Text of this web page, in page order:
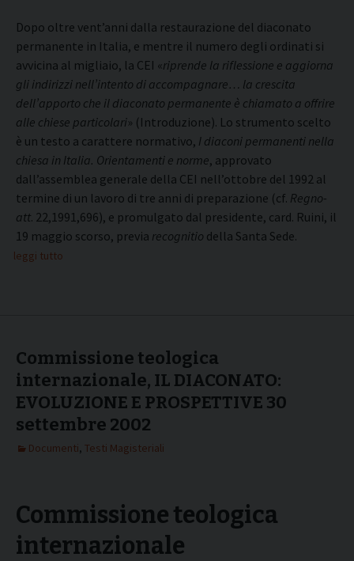
Dopo oltre vent’anni dalla restaurazione del diaconato
permanente in Italia, e mentre il numero degli ordinati si
avvicina al migliaio, la CEI «riprende la riflessione e aggiorna
gli indirizzi nell’intento di accompagnare… la crescita
dell’apporto che il diaconato permanente è chiamato a offrire
alle chiese particolari» (Introduzione). Lo strumento scelto
è un testo a carattere normativo, I diaconi permanenti nella
chiesa in Italia. Orientamenti e norme, approvato
dall’assemblea generale della CEI nell’ottobre del 1992 al
termine di un lavoro di tre anni di preparazione (cf. Regno-
att. 22,1991,696), e promulgato dal presidente, card. Ruini, il
19 maggio scorso, previa recognitio della Santa Sede.
leggi tutto
Commissione teologica
internazionale, IL DIACONATO:
EVOLUZIONE E PROSPETTIVE 30
settembre 2002
Documenti, Testi Magisteriali
Commissione teologica
internazionale